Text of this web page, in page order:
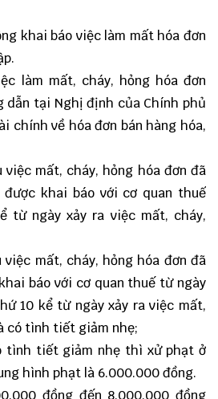
khai báo việc làm mất hóa đơn
làm mất, cháy, hỏng hóa đơn
dẫn tại Nghị định của Chính phủ
chính về hóa đơn bán hàng hóa,
việc mất, cháy, hỏng hóa đơn đã
được khai báo với cơ quan thuế
từ ngày xảy ra việc mất, cháy,
việc mất, cháy, hỏng hóa đơn đã
báo với cơ quan thuế từ ngày
10 kể từ ngày xảy ra việc mất,
có tình tiết giảm nhẹ;
tình tiết giảm nhẹ thì xử phạt ở
hình phạt là 6.000.000 đồng.
đồng đến 8.000.000 đồng